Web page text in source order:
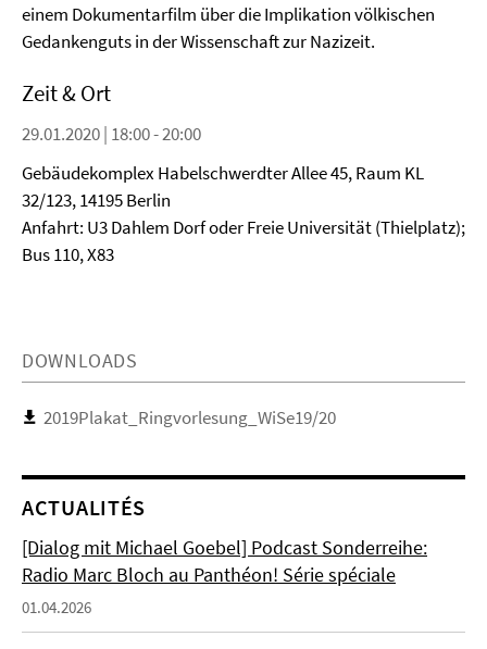
einem Dokumentarfilm über die Implikation völkischen
Gedankenguts in der Wissenschaft zur Nazizeit.
Zeit & Ort
29.01.2020 | 18:00 - 20:00
Gebäudekomplex Habelschwerdter Allee 45, Raum KL
32/123, 14195 Berlin
Anfahrt: U3 Dahlem Dorf oder Freie Universität (Thielplatz);
Bus 110, X83
DOWNLOADS
2019Plakat_Ringvorlesung_WiSe19/20
ACTUALITÉS
[Dialog mit Michael Goebel] Podcast Sonderreihe:
Radio Marc Bloch au Panthéon! Série spéciale
01.04.2026